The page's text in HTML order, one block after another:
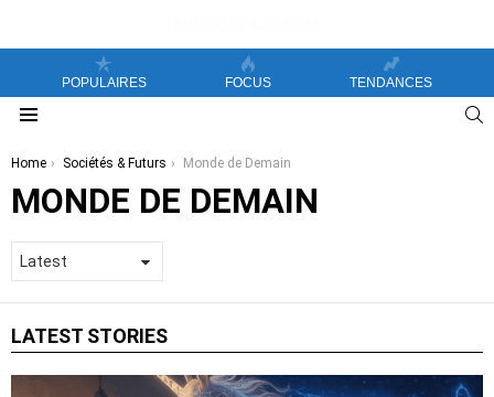
POPULAIRES FOCUS TENDANCES
You are here:
Home Sociétés & Futurs Monde de Demain
MONDE DE DEMAIN
LATEST STORIES